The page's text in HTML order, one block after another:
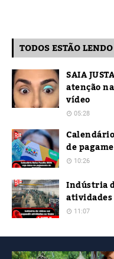
TODOS ESTÃO LENDO
SAIA
atenção
vídeo
05:28
de
10:26
Indústria
11:07